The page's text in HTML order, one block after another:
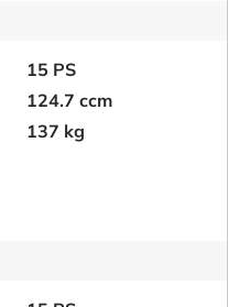
15 PS
124.7 ccm
137 kg